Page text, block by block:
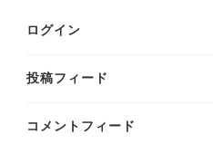
ログイン
投稿フィード
コメントフィード